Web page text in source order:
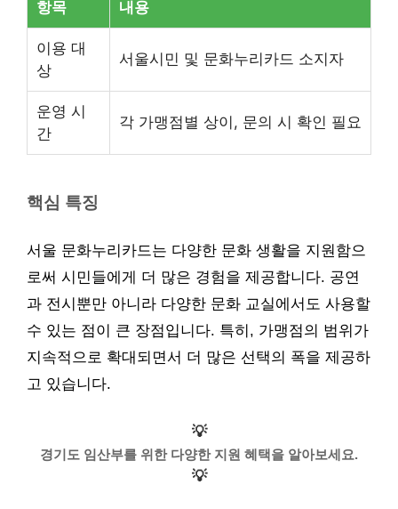
항목 내용
이용 대
상
서울시민 및 문화누리카드 소지자
운영 시
간
각 가맹점별 상이, 문의 시 확인 필요
핵심 특징
서울 문화누리카드는 다양한 문화 생활을 지원함으
로써 시민들에게 더 많은 경험을 제공합니다. 공연
과 전시뿐만 아니라 다양한 문화 교실에서도 사용할
수 있는 점이 큰 장점입니다. 특히, 가맹점의 범위가
지속적으로 확대되면서 더 많은 선택의 폭을 제공하
고 있습니다.
💡
경기도 임산부를 위한 다양한 지원 혜택을 알아보세요.
💡